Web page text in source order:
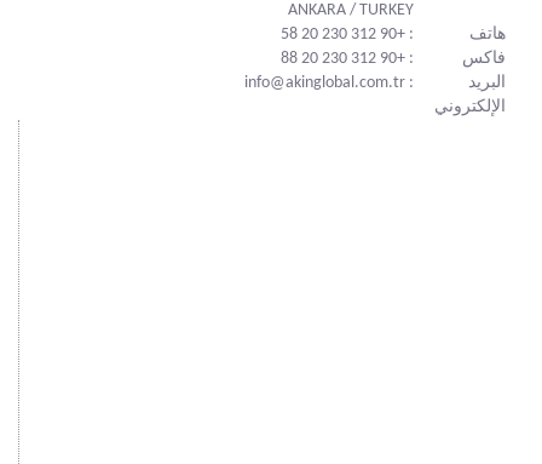
ANKARA / TURKEY
هاتف
: +90 312 230 20 58
فاكس
: +90 312 230 20 88
البريد
الإلكتروني
: info@akinglobal.com.tr